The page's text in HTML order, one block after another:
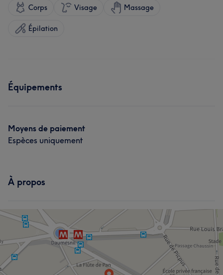
Corps Visage Massage
Épilation
Équipements
Moyens de paiement
Espèces uniquement
À propos